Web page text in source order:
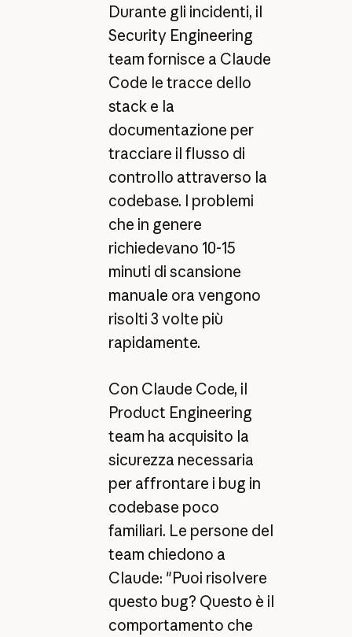
Durante gli incidenti, il
Security Engineering
team fornisce a Claude
Code le tracce dello
stack e la
documentazione per
tracciare il flusso di
controllo attraverso la
codebase. I problemi
che in genere
richiedevano 10-15
minuti di scansione
manuale ora vengono
risolti 3 volte più
rapidamente.
Con Claude Code, il
Product Engineering
team ha acquisito la
sicurezza necessaria
per affrontare i bug in
codebase poco
familiari. Le persone del
team chiedono a
Claude: "Puoi risolvere
questo bug? Questo è il
comportamento che